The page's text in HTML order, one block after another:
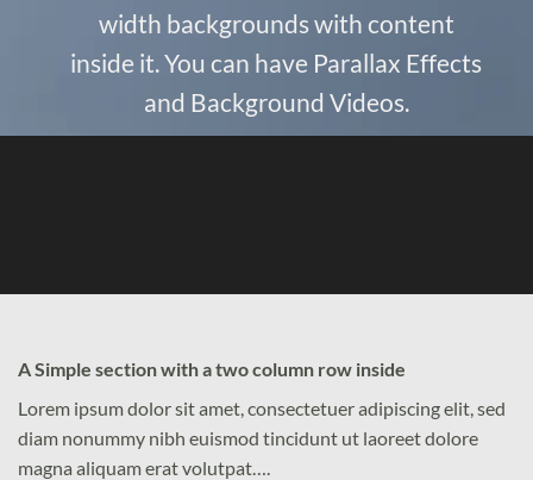
width backgrounds with content
inside it. You can have Parallax Effects
and Background Videos.
A Simple section with a two column row inside
Lorem ipsum dolor sit amet, consectetuer adipiscing elit, sed
diam nonummy nibh euismod tincidunt ut laoreet dolore
magna aliquam erat volutpat….